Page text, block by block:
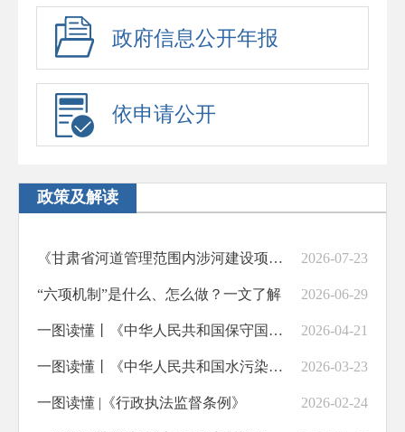
政府信息公开年报
依申请公开
政策及解读
《甘肃省河道管理范围内涉河建设项目洪水影响评价专项验收办法（试行）》解读 2026-07-23
“六项机制”是什么、怎么做？一文了解 2026-06-29
一图读懂丨《中华人民共和国保守国家秘密法》 2026-04-21
一图读懂丨《中华人民共和国水污染防治法》 2026-03-23
一图读懂 |《行政执法监督条例》 2026-02-24